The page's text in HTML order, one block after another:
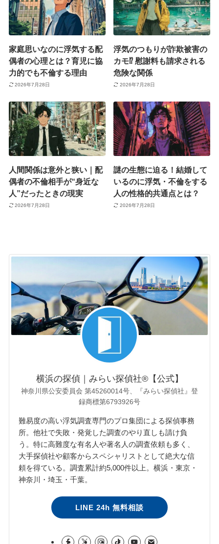
家庭思いなのに浮気する配
偶者の心理とは？育児に協
力的でも不倫する理由
2026年7月28日
浮気のつもりが詐欺被害の
カモ⁉︎ 慰謝料も請求される
危険な関係
2026年7月28日
人間関係は意外と狭い｜配
偶者の不倫相手が“身近な
人”だったときの現実
2026年7月28日
謎の生態に迫る！結婚して
いるのに浮気・不倫をする
人の性格的共通点とは？
2026年7月28日
横浜の探偵｜みらい探偵社®︎【公式】
神奈川県公安委員会 第45260014号、『みらい探偵社』登
録商標第6793926号
難易度の高い浮気調査専門のプロ集団による探偵事務
所。他社で失敗・発覚した調査のやり直しも請け負
う。特に高難度な有名人や著名人の調査依頼も多く、
大手探偵社や顧客からスペシャリストとして絶大な信
頼を得ている。調査累計約5,000件以上。横浜・東京・
神奈川・埼玉・千葉。
LINE 24h 無料相談